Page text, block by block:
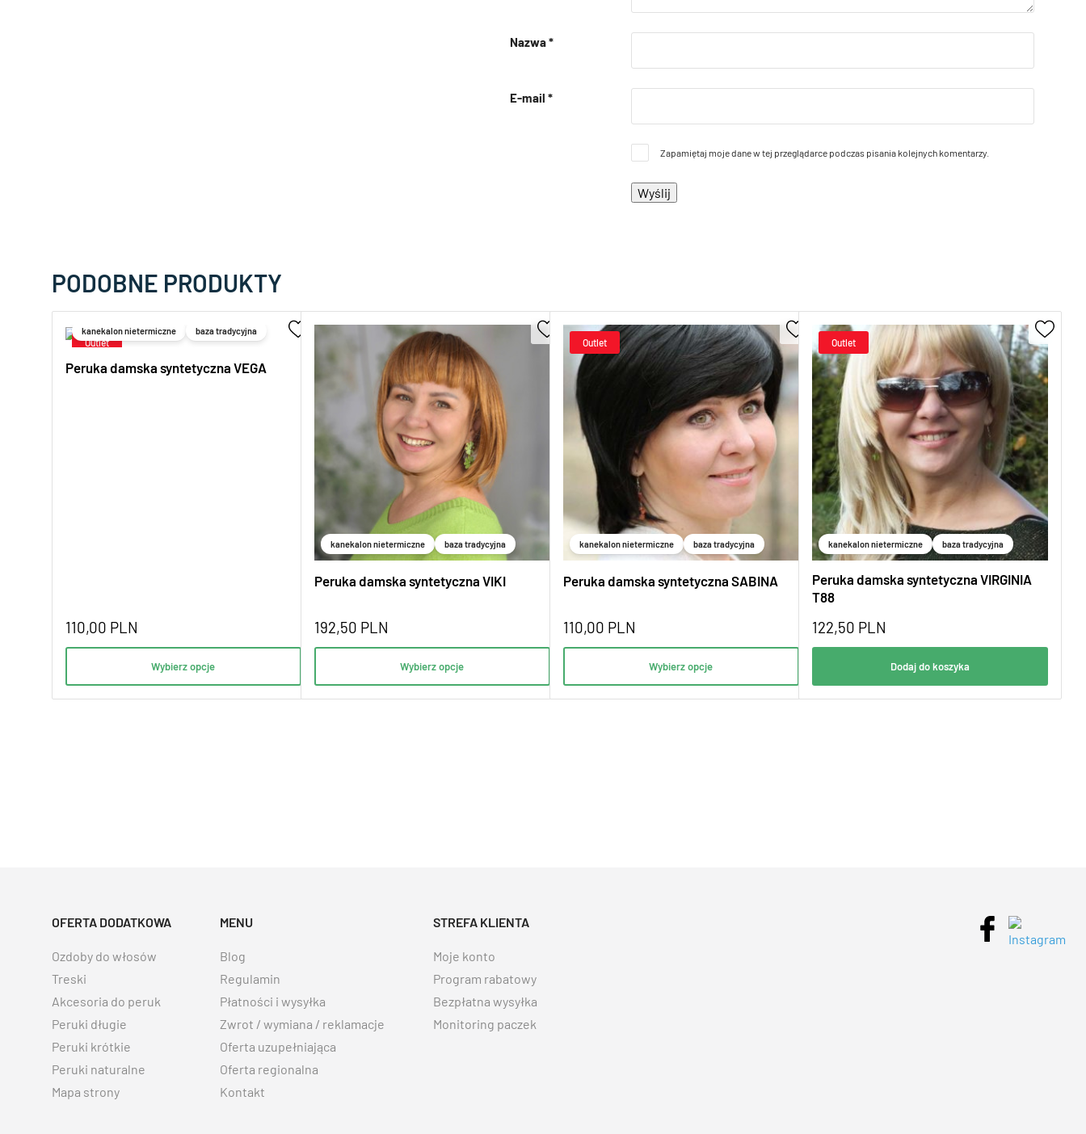
Nazwa*
E-mail *
Zapamiętaj moje dane w tej przeglądarce podczas pisania kolejnych komentarzy.
PODOBNE PRODUKTY
kanekalon nietermiczne baza tradycyjna
Peruka damska syntetyczna VEGA
110,00 PLN
Wybierz opcje
kanekalon nietermiczne baza tradycyjna
Peruka damska syntetyczna VIKI
192,50 PLN
Wybierz opcje
kanekalon nietermiczne baza tradycyjna
Peruka damska syntetyczna SABINA
110,00 PLN
Wybierz opcje
kanekalon nietermiczne baza tradycyjna
Peruka damska syntetyczna VIRGINIA
T88
122,50 PLN
Dodaj do koszyka
OFERTA DODATKOWA
Ozdoby do włosów
Treski
Akcesoria do peruk
Peruki długie
Peruki krótkie
Peruki naturalne
Mapa strony
MENU
Blog
Regulamin
Płatności i wysyłka
Zwrot / wymiana / reklamacje
Oferta uzupełniająca
Oferta regionalna
Kontakt
STREFA KLIENTA
Moje konto
Program rabatowy
Bezpłatna wysyłka
Monitoring paczek